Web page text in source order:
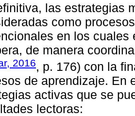
las estrategias
como
en los
de manera
2016, p. 176) con la
de aprendizaje. En
activas que se
lectoras: